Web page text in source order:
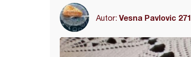
Autor: Vesna Pavlovic 271